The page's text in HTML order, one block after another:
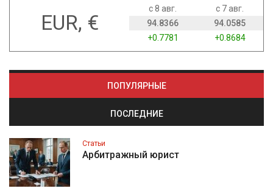
EUR, €
с 8 авг.
с 7 авг.
94.8366
94.0585
+0.7781
+0.8684
ПОПУЛЯРНЫЕ
ПОСЛЕДНИЕ
Статьи
Арбитражный юрист